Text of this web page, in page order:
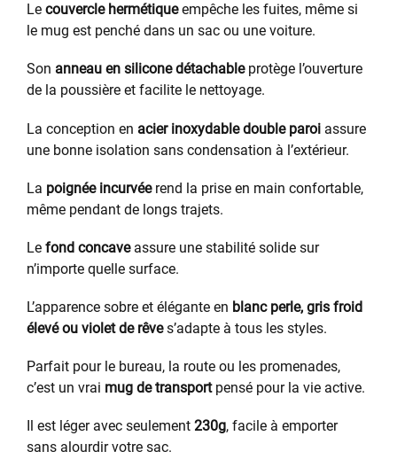
Le couvercle hermétiqueempêche les fuites, même si
le mug est penché dans un sac ou une voiture.
Son anneau en silicone détachableprotège l’ouverture
de la poussière et facilite le nettoyage.
La conception en acier inoxydable double paroi assure
une bonne isolation sans condensation à l’extérieur.
La poignée incurvéerend la prise en main confortable,
même pendant de longs trajets.
Le fond concaveassure une stabilité solide sur
n’importe quelle surface.
L’apparence sobre et élégante en blanc perle, gris froid
élevé ou violet de rêves’adapte à tous les styles.
Parfait pour le bureau, la route ou les promenades,
c’est un vrai mug de transportpensé pour la vie active.
Il est léger avec seulement 230g, facile à emporter
sans alourdir votre sac.